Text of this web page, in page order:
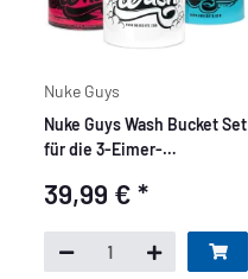
Nuke Guys
Nuke Guys Wash Bucket Set
für die 3-Eimer-
Bucket +Rinse Bucket +
39,99 €*